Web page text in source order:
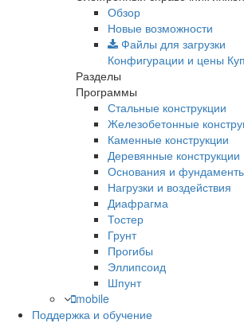
Обзор
Новые возможности
Файлы для загрузки
Конфигурации и цены
Разделы
Программы
Стальные конструкции
Железобетонные
Каменные конструкции
Деревянные конструкции
Основания и
Нагрузки и воздействия
Диафрагма
Тостер
Грунт
Прогибы
Эллипсоид
Шпунт
mobile
Поддержка и обучение